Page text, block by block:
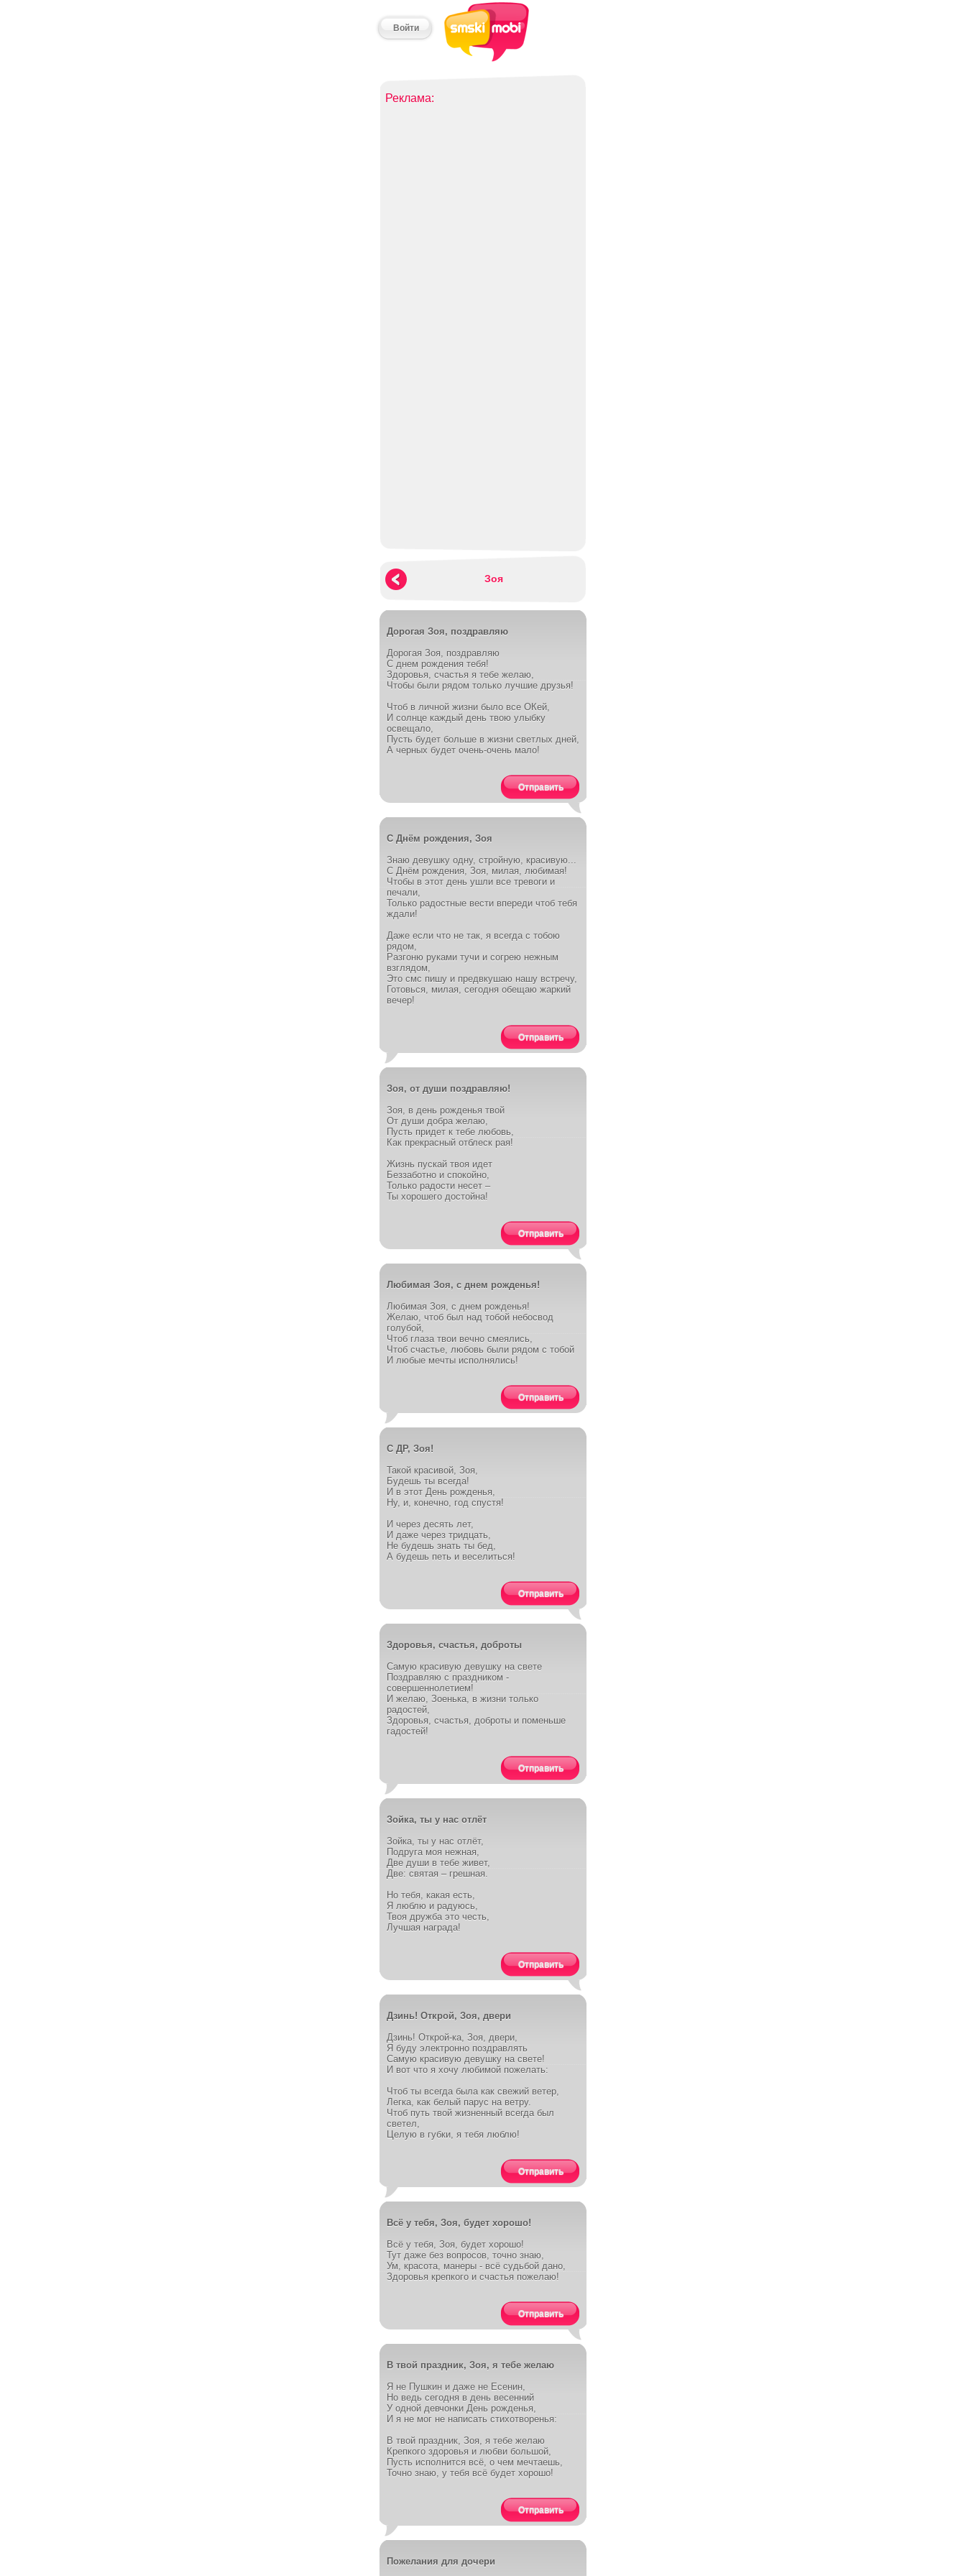
Войти
Реклама:
Зоя
Дорогая Зоя, поздравляю
Дорогая Зоя, поздравляю
С днем рождения тебя!
Здоровья, счастья я тебе желаю,
Чтобы были рядом только лучшие друзья!
Чтоб в личной жизни было все ОКей,
И солнце каждый день твою улыбку
освещало,
Пусть будет больше в жизни светлых дней,
А черных будет очень-очень мало!
Отправить
С Днём рождения, Зоя
Знаю девушку одну, стройную, красивую...
С Днём рождения, Зоя, милая, любимая!
Чтобы в этот день ушли все тревоги и
печали,
Только радостные вести впереди чтоб тебя
ждали!
Даже если что не так, я всегда с тобою
рядом,
Разгоню руками тучи и согрею нежным
взглядом,
Это смс пишу и предвкушаю нашу встречу,
Готовься, милая, сегодня обещаю жаркий
вечер!
Отправить
Зоя, от души поздравляю!
Зоя, в день рожденья твой
От души добра желаю,
Пусть придет к тебе любовь,
Как прекрасный отблеск рая!
Жизнь пускай твоя идет
Беззаботно и спокойно,
Только радости несет –
Ты хорошего достойна!
Отправить
Любимая Зоя, с днем рожденья!
Любимая Зоя, с днем рожденья!
Желаю, чтоб был над тобой небосвод
голубой,
Чтоб глаза твои вечно смеялись,
Чтоб счастье, любовь были рядом с тобой
И любые мечты исполнялись!
Отправить
С ДР, Зоя!
Такой красивой, Зоя,
Будешь ты всегда!
И в этот День рожденья,
Ну, и, конечно, год спустя!
И через десять лет,
И даже через тридцать,
Не будешь знать ты бед,
А будешь петь и веселиться!
Отправить
Здоровья, счастья, доброты
Самую красивую девушку на свете
Поздравляю с праздником -
совершеннолетием!
И желаю, Зоенька, в жизни только
радостей,
Здоровья, счастья, доброты и поменьше
гадостей!
Отправить
Зойка, ты у нас отлёт
Зойка, ты у нас отлёт,
Подруга моя нежная,
Две души в тебе живет,
Две: святая – грешная.
Но тебя, какая есть,
Я люблю и радуюсь,
Твоя дружба это честь,
Лучшая награда!
Отправить
Дзинь! Открой, Зоя, двери
Дзинь! Открой-ка, Зоя, двери,
Я буду электронно поздравлять
Самую красивую девушку на свете!
И вот что я хочу любимой пожелать:
Чтоб ты всегда была как свежий ветер,
Легка, как белый парус на ветру.
Чтоб путь твой жизненный всегда был
светел,
Целую в губки, я тебя люблю!
Отправить
Всё у тебя, Зоя, будет хорошо!
Всё у тебя, Зоя, будет хорошо!
Тут даже без вопросов, точно знаю,
Ум, красота, манеры - всё судьбой дано,
Здоровья крепкого и счастья пожелаю!
Отправить
В твой праздник, Зоя, я тебе желаю
Я не Пушкин и даже не Есенин,
Но ведь сегодня в день весенний
У одной девчонки День рожденья,
И я не мог не написать стихотворенья:
В твой праздник, Зоя, я тебе желаю
Крепкого здоровья и любви большой,
Пусть исполнится всё, о чем мечтаешь,
Точно знаю, у тебя всё будет хорошо!
Отправить
Пожелания для дочери